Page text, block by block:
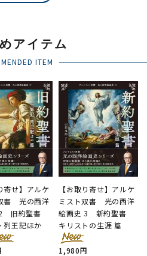
アイテム
ITEM
寄せ】アルケ
書 光の西洋
旧約聖書
列王記ほか
【お取り寄せ】アルケ
ミスト双書 光の西洋
絵画史 3 新約聖書
キリストの生涯 篇
1,980円